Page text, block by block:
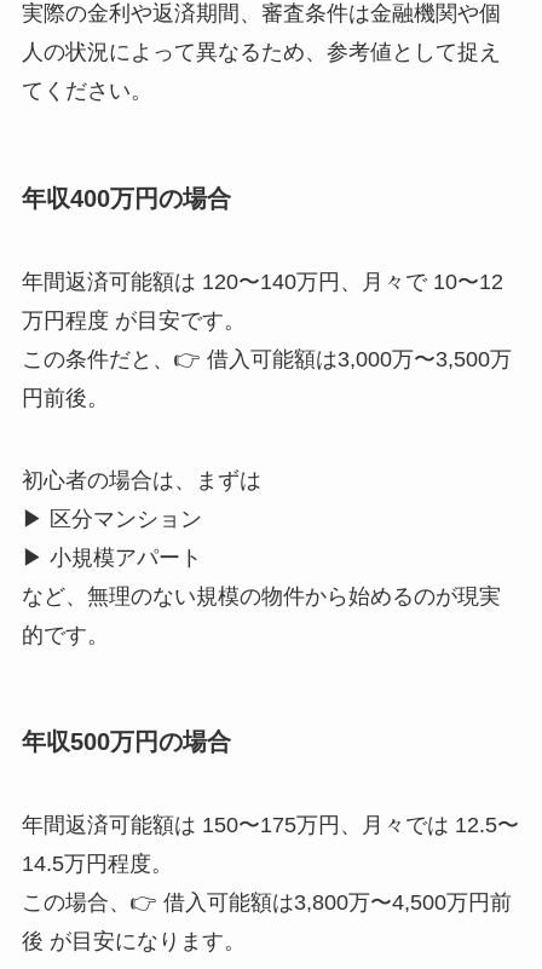
実際の金利や返済期間、審査条件は金融機関や個
人の状況によって異なるため、参考値として捉え
てください。
年収400万円の場合
年間返済可能額は 120〜140万円、月々で 10〜12
万円程度 が目安です。
この条件だと、👉 借入可能額は3,000万〜3,500万
円前後。
初心者の場合は、まずは
▶ 区分マンション
▶ 小規模アパート
など、無理のない規模の物件から始めるのが現実
的です。
年収500万円の場合
年間返済可能額は 150〜175万円、月々では 12.5〜
14.5万円程度。
この場合、👉 借入可能額は3,800万〜4,500万円前
後 が目安になります。